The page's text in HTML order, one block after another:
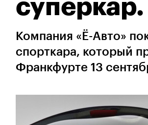
Компания «Ё-Авто»
спорткара, который
Франкфурте 13